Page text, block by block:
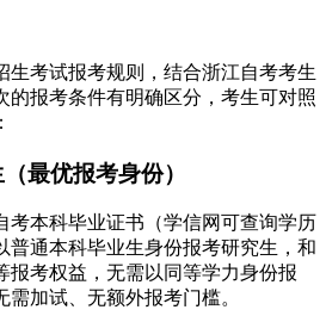
生考试报考规则，结合浙江自考考生
的报考条件有明确区分，考生可对照
最优报考身份）
考本科毕业证书（学信网可查询学历
普通本科毕业生身份报考研究生，和
报考权益，无需以同等学力身份报
加试、无额外报考门槛。